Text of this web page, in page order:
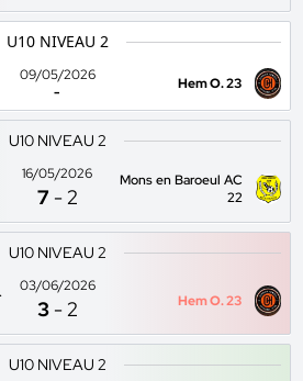
U10 NIVEAU 2
09/05/2026
-
Hem O. 23
U10 NIVEAU 2
16/05/2026
7 -2
Mons en Baroeul AC
22
U10 NIVEAU 2
03/06/2026
3 -2 Hem O. 23
U10 NIVEAU 2